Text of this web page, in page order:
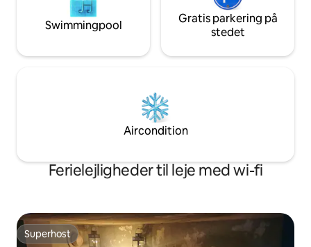
Swimmingpool
Gratis parkering på
stedet
Aircondition
Ferielejligheder til leje med wi-fi
Superhost
Superhost